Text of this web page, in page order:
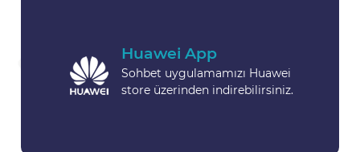
Huawei App
Sohbet uygulamamızı Huawei
store üzerinden indirebilirsiniz.